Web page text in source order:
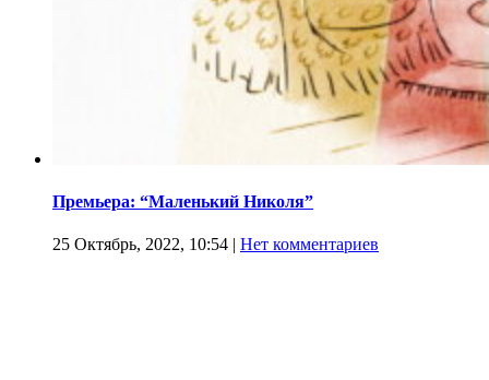
Премьера: “Маленький Николя”
25 Октябрь, 2022, 10:54 | Нет комментариев